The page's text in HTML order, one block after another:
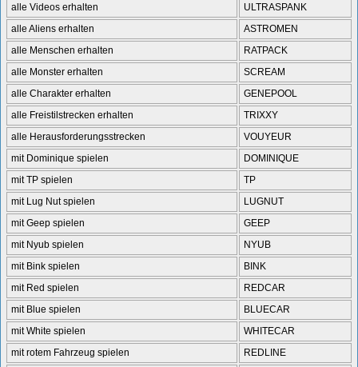
alle Videos erhalten
ULTRASPANK
alle Aliens erhalten
ASTROMEN
alle Menschen erhalten
RATPACK
alle Monster erhalten
SCREAM
alle Charakter erhalten
GENEPOOL
alle Freistilstrecken erhalten
TRIXXY
alle Herausforderungsstrecken
VOUYEUR
mit Dominique spielen
DOMINIQUE
mit TP spielen
TP
mit Lug Nut spielen
LUGNUT
mit Geep spielen
GEEP
mit Nyub spielen
NYUB
mit Bink spielen
BINK
mit Red spielen
REDCAR
mit Blue spielen
BLUECAR
mit White spielen
WHITECAR
mit rotem Fahrzeug spielen
REDLINE